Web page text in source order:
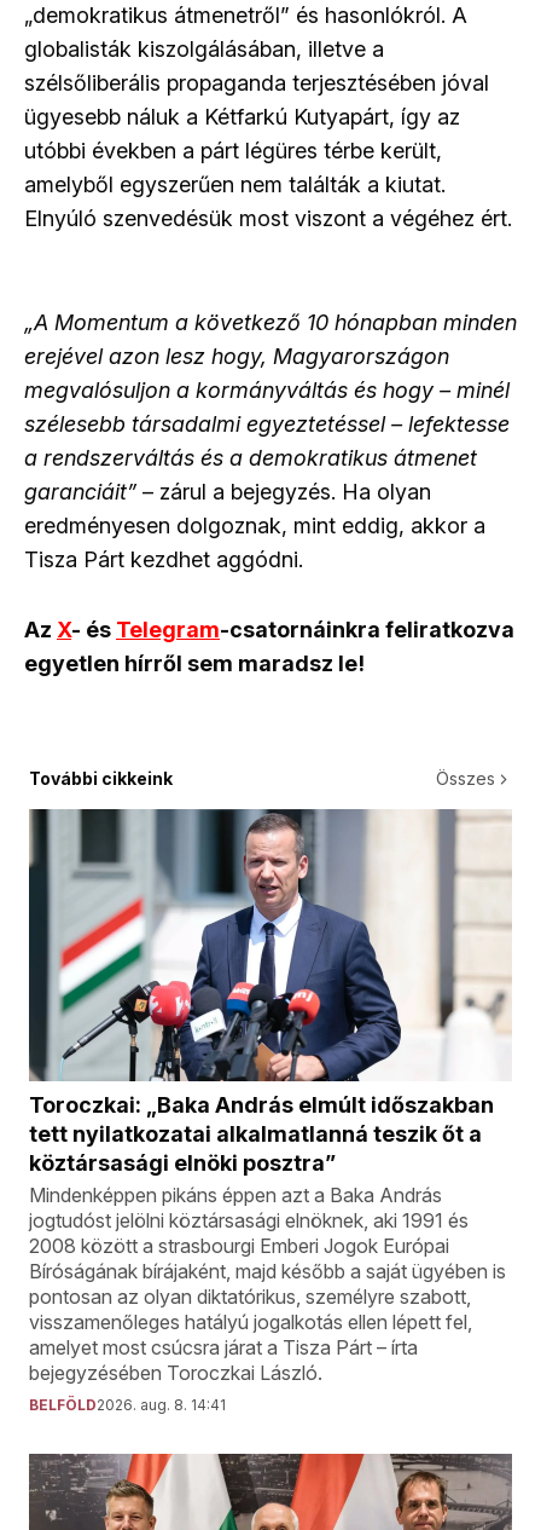
„demokratikus átmenetről” és hasonlókról. A
globalisták kiszolgálásában, illetve a
szélsőliberális propaganda terjesztésében jóval
ügyesebb náluk a Kétfarkú Kutyapárt, így az
utóbbi években a párt légüres térbe került,
amelyből egyszerűen nem találták a kiutat.
Elnyúló szenvedésük most viszont a végéhez ért.
„A Momentum a következő 10 hónapban minden
erejével azon lesz hogy, Magyarországon
megvalósuljon a kormányváltás és hogy – minél
szélesebb társadalmi egyeztetéssel – lefektesse
a rendszerváltás és a demokratikus átmenet
garanciáit” – zárul a bejegyzés. Ha olyan
eredményesen dolgoznak, mint eddig, akkor a
Tisza Párt kezdhet aggódni.
Az X- és Telegram-csatornáinkra feliratkozva
egyetlen hírről sem maradsz le!
További cikkeink Összes
Toroczkai: „Baka András elmúlt időszakban
tett nyilatkozatai alkalmatlanná teszik őt a
köztársasági elnöki posztra”
Mindenképpen pikáns éppen azt a Baka András
jogtudóst jelölni köztársasági elnöknek, aki 1991 és
2008 között a strasbourgi Emberi Jogok Európai
Bíróságának bírájaként, majd később a saját ügyében is
pontosan az olyan diktatórikus, személyre szabott,
visszamenőleges hatályú jogalkotás ellen lépett fel,
amelyet most csúcsra járat a Tisza Párt – írta
bejegyzésében Toroczkai László.
BELFÖLD2026. aug. 8. 14:41